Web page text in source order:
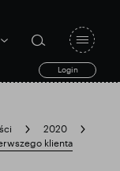
Login
search
form
toggle
2020
klienta